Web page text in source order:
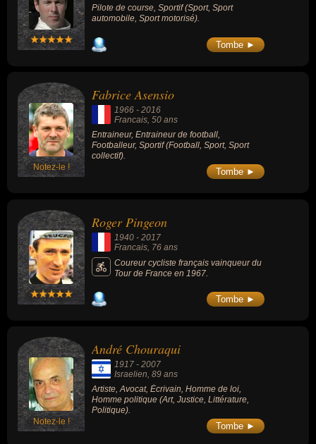
Pilote de course, Sportif (Sport, Sport
automobile, Sport motorisé).
Tombe ►
Notez-le !
Fabrice Asensio
1966 - 2016
Francais, 50 ans
Entraineur, Entraineur de football,
Footballeur, Sportif (Football, Sport, Sport
collectif).
Tombe ►
Roger Pingeon
1940 - 2017
Francais , 76 ans
Coureur cycliste français vainqueur du
Tour de France en 1967.
Tombe ►
Notez-le !
André Chouraqui
1917 - 2007
Israelien, 89 ans
Artiste, Avocat, Écrivain, Homme de loi,
Homme politique (Art, Justice, Littérature,
Politique).
Tombe ►